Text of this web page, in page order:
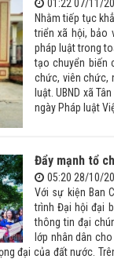
01:22 07/11/
Nhằm tiếp tục
triển xã hội, bảo
pháp luật trong
tạo chuyển biến
chức, viên chức,
luật. UBND xã
ngày Pháp luật
Đẩy mạnh tổ
05:20 28/10/
Với sự kiện Ban
trình Đại hội đại
thông tin đại
lớp nhân dân
đại của đất nước.